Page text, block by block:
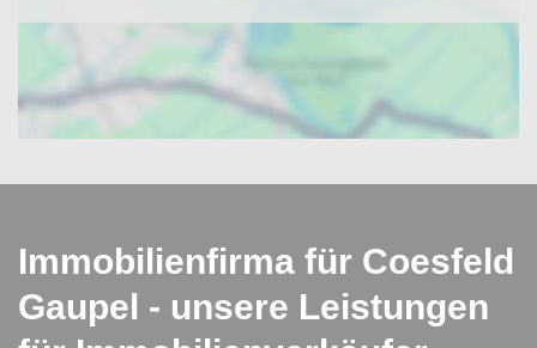
Immobilienfirma für Coesfeld
Gaupel - unsere Leistungen